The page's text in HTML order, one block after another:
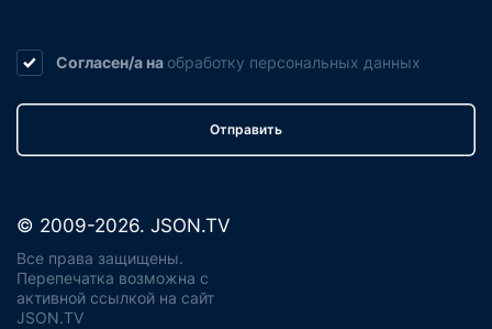
Согласен/а на обработку персональных данных
Отправить
© 2009-2026. JSON.TV
Все права защищены.
Перепечатка возможна с
активной ссылкой на сайт
JSON.TV